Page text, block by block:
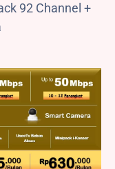
92 Channel +